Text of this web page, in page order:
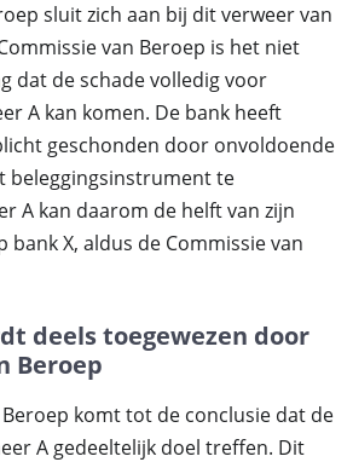
sluit zich aan bij dit verweer van
van Beroep is het niet
dat de schade volledig voor
A kan komen. De bank heeft
geschonden door onvoldoende
beleggingsinstrument te
A kan daarom de helft van zijn
bank X, aldus de Commissie van
deels toegewezen door
Beroep
komt tot de conclusie dat de
A gedeeltelijk doel treffen. Dit